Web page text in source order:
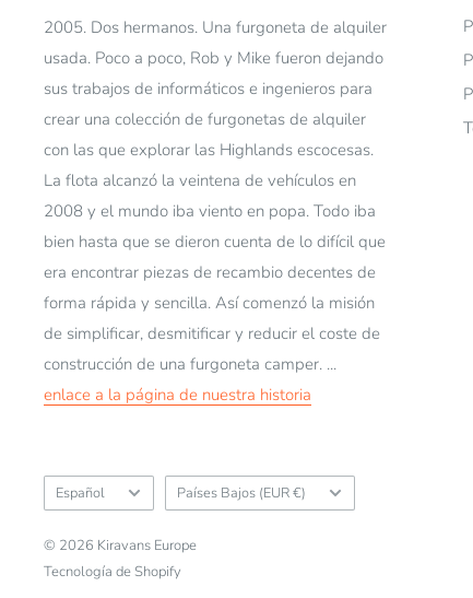
2005. Dos hermanos. Una furgoneta de alquiler
usada. Poco a poco, Rob y Mike fueron dejando
sus trabajos de informáticos e ingenieros para
crear una colección de furgonetas de alquiler
con las que explorar las Highlands escocesas.
La flota alcanzó la veintena de vehículos en
2008 y el mundo iba viento en popa. Todo iba
bien hasta que se dieron cuenta de lo difícil que
era encontrar piezas de recambio decentes de
forma rápida y sencilla. Así comenzó la misión
de simplificar, desmitificar y reducir el coste de
construcción de una furgoneta camper. ...
enlace a la página de nuestra historia
Idioma
Español País/región
Países Bajos (EUR €)
© 2026 Kiravans Europe
Tecnología de Shopify